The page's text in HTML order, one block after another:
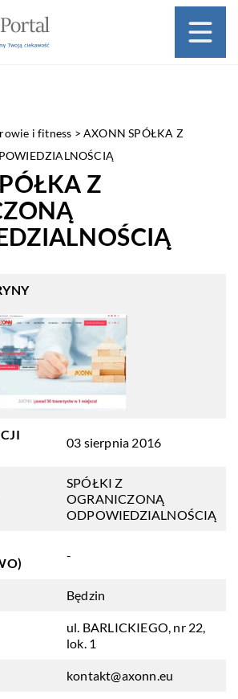
i fitness >AXONN SPÓŁKA Z
Z
03 sierpnia 2016
SPÓŁKI Z
OGRANICZONĄ
ODPOWIEDZIALNOŚCIĄ
-
Będzin
ul. BARLICKIEGO, nr 22,
lok. 1
kontakt@axonn.eu